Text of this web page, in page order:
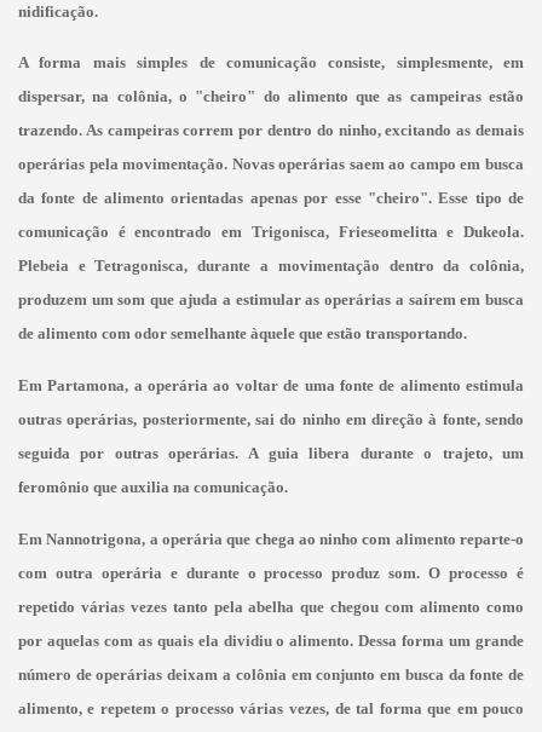
nidificação.
A forma mais simples de comunicação consiste, simplesmente, em
dispersar, na colônia, o "cheiro" do alimento que as campeiras estão
trazendo. As campeiras correm por dentro do ninho, excitando as demais
operárias pela movimentação. Novas operárias saem ao campo em busca
da fonte de alimento orientadas apenas por esse "cheiro". Esse tipo de
comunicação é encontrado em Trigonisca, Frieseomelitta e Dukeola.
Plebeia e Tetragonisca, durante a movimentação dentro da colônia,
produzem um som que ajuda a estimular as operárias a saírem em busca
de alimento com odor semelhante àquele que estão transportando.
Em Partamona, a operária ao voltar de uma fonte de alimento estimula
outras operárias, posteriormente, sai do ninho em direção à fonte, sendo
seguida por outras operárias. A guia libera durante o trajeto, um
feromônio que auxilia na comunicação.
Em Nannotrigona, a operária que chega ao ninho com alimento reparte-o
com outra operária e durante o processo produz som. O processo é
repetido várias vezes tanto pela abelha que chegou com alimento como
por aquelas com as quais ela dividiu o alimento. Dessa forma um grande
número de operárias deixam a colônia em conjunto em busca da fonte de
alimento, e repetem o processo várias vezes, de tal forma que em pouco